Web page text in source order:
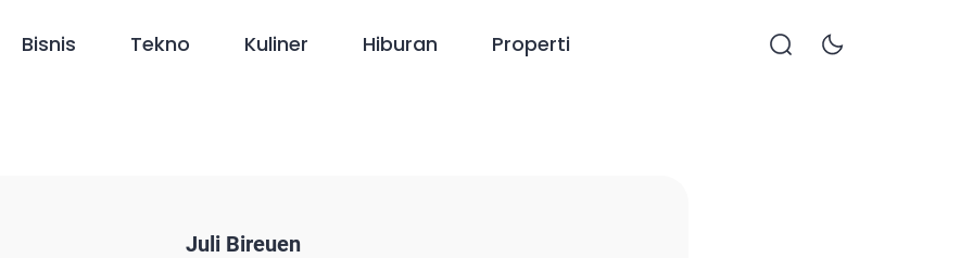
Bisnis Tekno Kuliner Hiburan Properti
Juli Bireuen